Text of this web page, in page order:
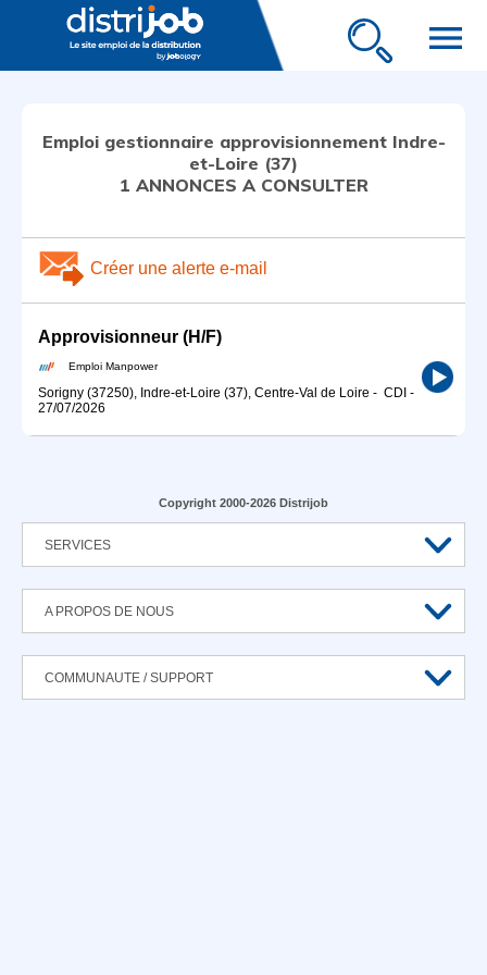
menu
Emploi gestionnaire approvisionnement Indre-
et-Loire (37)
1 ANNONCES A CONSULTER
Créer une alerte e-mail
Approvisionneur (H/F)
Emploi Manpower
Sorigny (37250), Indre-et-Loire (37), Centre-Val de Loire - CDI -
27/07/2026
Copyright 2000-2026 Distrijob
SERVICES
A PROPOS DE NOUS
COMMUNAUTE / SUPPORT